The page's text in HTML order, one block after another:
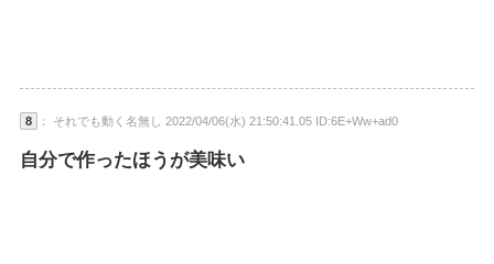
8 ： それでも動く名無し 2022/04/06(水) 21:50:41.05 ID:6E+Ww+ad0
自分で作ったほうが美味い